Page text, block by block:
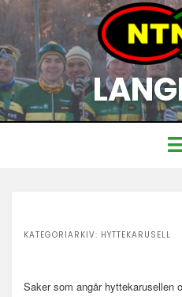
KATEGORIARKIV: HYTTEKARUSELL
Saker som angår hyttekarusellen